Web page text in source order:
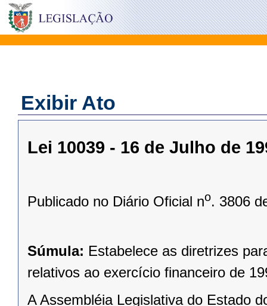
Exibir Ato
Lei 10039 - 16 de Julho de
Publicado no Diário Oficial no. 3806
Súmula: Estabelece as diretrizes
relativos ao exercício financeiro de
A Assembléia Legislativa do Estado